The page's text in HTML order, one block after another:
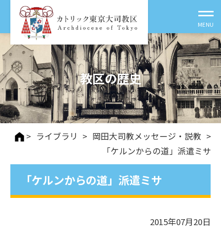
教区の歴史
> ライブラリ > 岡田大司教メッセージ・説教 >
「ケルンからの道」派遣ミサ
「ケルンからの道」派遣ミサ
2015年07月20日